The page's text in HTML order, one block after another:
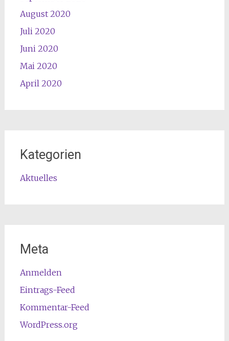
August 2020
Juli 2020
Juni 2020
Mai 2020
April 2020
Kategorien
Aktuelles
Meta
Anmelden
Eintrags-Feed
Kommentar-Feed
WordPress.org